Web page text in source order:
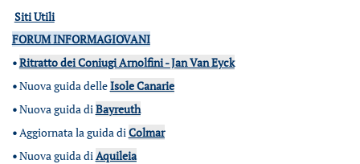
Siti Utili
FORUM INFORMAGIOVANI
•Ritratto dei Coniugi Arnolfini - Jan Van Eyck
•Nuova guida delleIsole Canarie
•Nuova guida diBayreuth
•Aggiornata la guida diColmar
•Nuova guida diAquileia